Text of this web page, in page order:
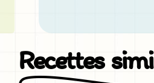
Recettes